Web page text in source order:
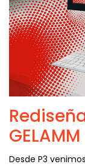
GELAMM
Desde P3